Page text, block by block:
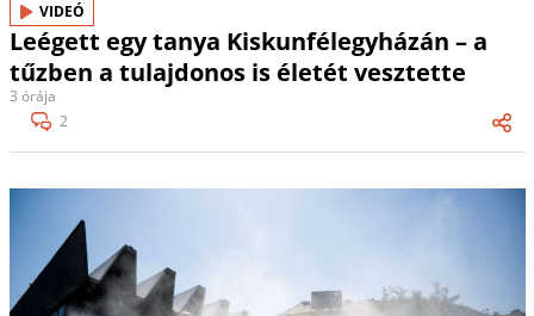
VIDEÓ
Leégett egy tanya Kiskunfélegyházán – a
tűzben a tulajdonos is életét vesztette
3 órája
2